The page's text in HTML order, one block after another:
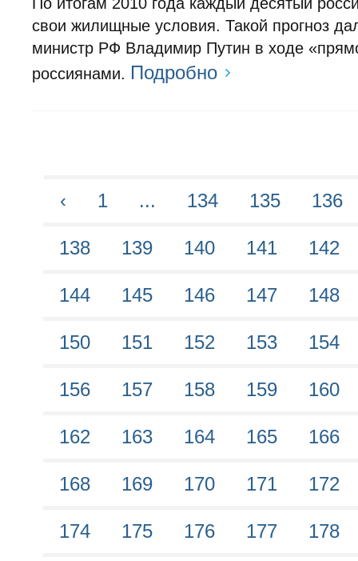
свои жилищные условия. Такой прогноз
министр РФ Владимир Путин в ходе
россиянами. Подробно
‹ 1 ... 134 135 136
138 139 140 141 142
144 145 146 147 148
150 151 152 153 154
156 157 158 159 160
162 163 164 165 166
168 169 170 171 172
174 175 176 177 178